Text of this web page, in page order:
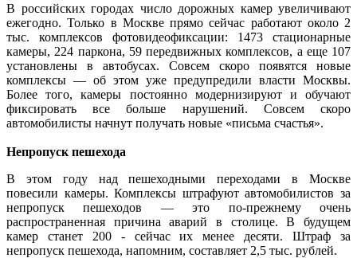
В российских городах число дорожных камер увеличивают
ежегодно. Только в Москве прямо сейчас работают около 2
тыс. комплексов фотовидеофиксации: 1473 стационарные
камеры, 224 паркона, 59 передвижных комплексов, а еще 107
установлены в автобусах. Совсем скоро появятся новые
комплексы — об этом уже предупредили власти Москвы.
Более того, камеры постоянно модернизируют и обучают
фиксировать все больше нарушений. Совсем скоро
автомобилисты начнут получать новые «письма счастья».
Непропуск пешехода
В этом году над пешеходными переходами в Москве
повесили камеры. Комплексы штрафуют автомобилистов за
непропуск пешеходов — это по-прежнему очень
распространенная причина аварий в столице. В будущем
камер станет 200 - сейчас их менее десяти. Штраф за
непропуск пешехода, напомним, составляет 2,5 тыс. рублей.